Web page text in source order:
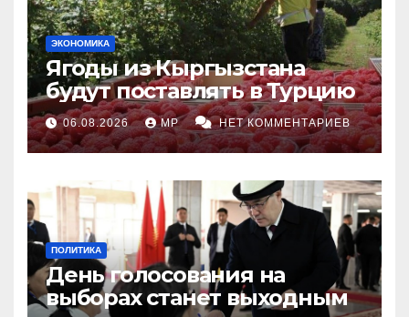
ЭКОНОМИКА
Ягоды из Кыргызстана
будут поставлять в Турцию
06.08.2026 MP НЕТ КОММЕНТАРИЕВ
ПОЛИТИКА
День голосования на
выборах станет выходным